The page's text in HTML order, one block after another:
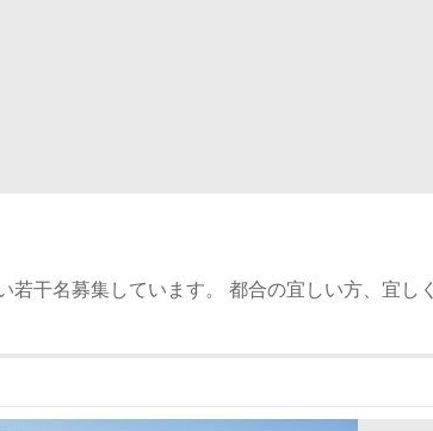
干名募集しています。 都合の宜しい方、宜しく